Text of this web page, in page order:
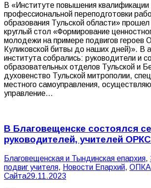
В «Институте повышения квалификации
профессиональной переподготовки
образования Тульской области»
круглый стол «Формирование
молодежи на примере подвигов героев
Куликовской битвы до наших дней)». В
института собрались: руководители и
образовательных отделов Тульской и
духовенство Тульской митрополии,
местного самоуправления,
управление…
В Благовещенске состоялся
руководителей, учителей
Благовещенская и Тындинская епархия,
подвиг учителя, Новости Епархий, ОПК
Сайта29.11.2023